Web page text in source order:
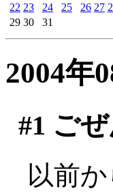
22 23 24 25 26 27
29 30 31
2004年
#1 ご
以前